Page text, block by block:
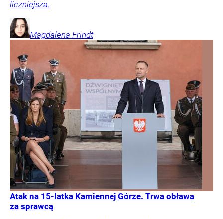
liczniejsza.
Magdalena Frindt
Atak na 15-latka Kamiennej Górze. Trwa obława
za sprawcą